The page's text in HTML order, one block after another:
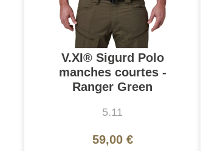
V.XI® Sigurd Polo
manches courtes -
Ranger Green
5.11
59,00 €